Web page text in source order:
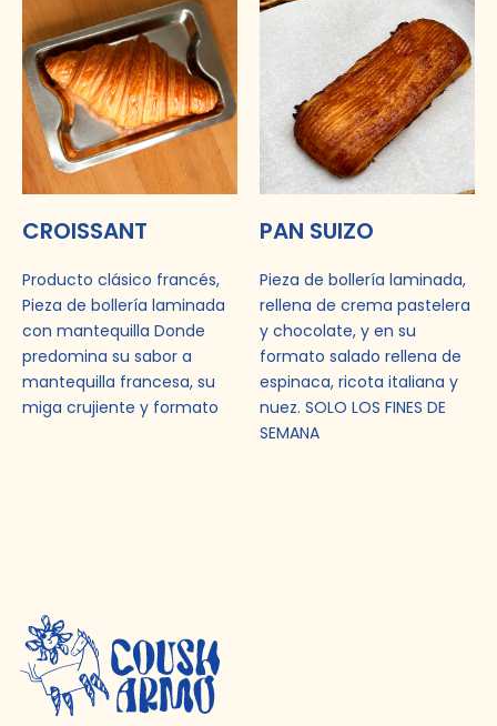
CROISSANT
Producto clásico francés,
Pieza de bollería laminada
con mantequilla Donde
predomina su sabor a
mantequilla francesa, su
miga crujiente y formato
PAN SUIZO
Pieza de bollería laminada,
rellena de crema pastelera
y chocolate, y en su
formato salado rellena de
espinaca, ricota italiana y
nuez. SOLO LOS FINES DE
SEMANA